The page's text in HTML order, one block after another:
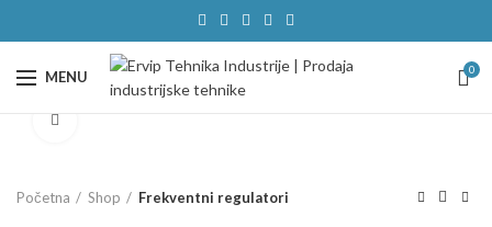
MENU 0
Početna Shop Frekventni regulatori